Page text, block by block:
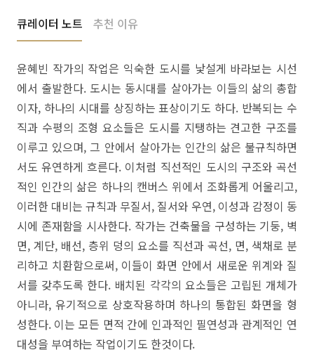
큐레이터 노트 추천 이유
윤혜빈 작가의 작업은 익숙한 도시를 낯설게 바라보는 시선
에서 출발한다. 도시는 동시대를 살아가는 이들의 삶의 총합
이자, 하나의 시대를 상징하는 표상이기도 하다. 반복되는 수
직과 수평의 조형 요소들은 도시를 지탱하는 견고한 구조를
이루고 있으며, 그 안에서 살아가는 인간의 삶은 불규칙하면
서도 유연하게 흐른다. 이처럼 직선적인 도시의 구조와 곡선
적인 인간의 삶은 하나의 캔버스 위에서 조화롭게 어울리고,
이러한 대비는 규칙과 무질서, 질서와 우연, 이성과 감정이 동
시에 존재함을 시사한다. 작가는 건축물을 구성하는 기둥, 벽
면, 계단, 배선, 층위 덩의 요소를 직선과 곡선, 면, 색채로 분
리하고 치환함으로써, 이들이 화면 안에서 새로운 위계와 질
서를 갖추도록 한다. 배치된 각각의 요소들은 고립된 개체가
아니라, 유기적으로 상호작용하며 하나의 통합된 화면을 형
성한다. 이는 모든 면적 간에 인과적인 필연성과 관계적인 연
대성을 부여하는 작업이기도 한것이다.